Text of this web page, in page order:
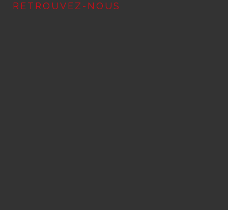
RETROUVEZ-NOUS